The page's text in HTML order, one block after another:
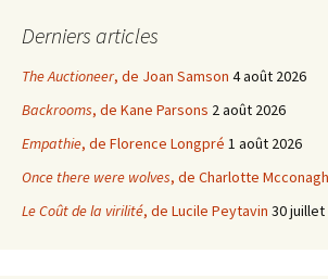
Derniers articles
The Auctioneer, de Joan Samson 4 août 2026
Backrooms, de Kane Parsons 2 août 2026
Empathie, de Florence Longpré 1 août 2026
Once there were wolves, de Charlotte
Le Coût de la virilité, de Lucile Peytavin 30 juillet